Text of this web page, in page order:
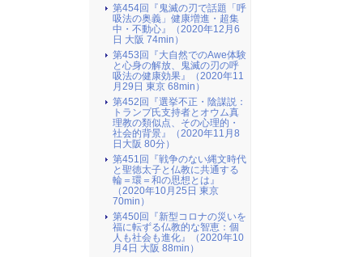
第454回『鬼滅の刃で話題「呼
吸法の奥義」健康増進・超集
中・不動心』（2020年12月6
日 大阪 74min）
第453回『大自然でのAwe体験
と心身の解放、鬼滅の刃の呼
吸法の健康効果』（2020年11
月29日 東京 68min）
第452回『選挙不正・陰謀説：
トランプ氏支持者とオウム真
理教の類似点、その心理的・
社会的背景』（2020年11月8
日大阪 80分）
第451回『戦争のない縄文時代
と聖徳太子と仏教に共通する
輪＝環＝和の思想とは』
（2020年10月25日 東京
70min）
第450回『新型コロナの災いを
福に転ずる仏教的な智恵：個
人も社会も進化』（2020年10
月4日 大阪 88min）